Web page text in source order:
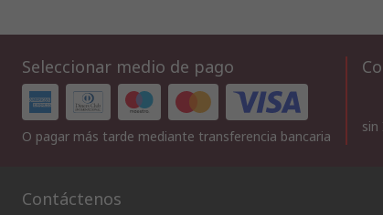
Seleccionar medio de pago
O pagar más tarde mediante transferencia bancaria
sin
Contáctenos